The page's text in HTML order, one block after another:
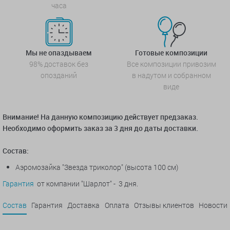
часа
Мы не опаздываем
98% доставок без
опозданий
Готовые композиции
Все композиции привозим
в надутом и собранном
виде
Внимание! На данную композицию действует предзаказ.
Необходимо оформить заказ за 3 дня до даты доставки.
Состав:
Аэромозайка "Звезда триколор" (высота 100 см)
Гарантия от компании "Шарлот" - 3 дня.
Состав Гарантия Доставка Оплата Отзывы клиентов Новости